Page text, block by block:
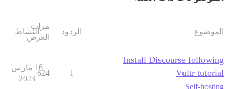
الموضوع الردود
مرات
العرض
النشاط
Install Discourse following
Vultr tutorial
Self-hosting
1
624
16 مارس
2023